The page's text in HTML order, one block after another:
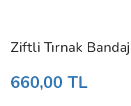
Ziftli Tırnak
660,00 TL